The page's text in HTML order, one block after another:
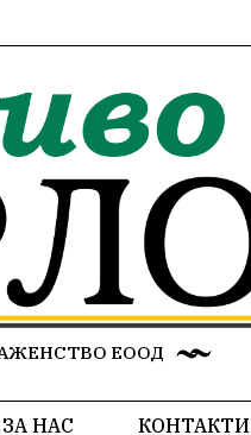
ЕООД
ЗА НАС КОНТАКТИ